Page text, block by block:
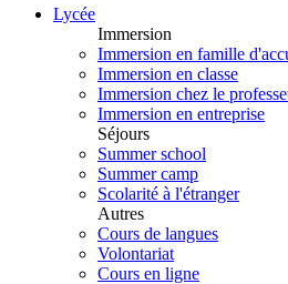
Lycée
Immersion
Immersion en famille
Immersion en classe
Immersion chez le
Immersion en entreprise
Séjours
Summer school
Summer camp
Scolarité à l'étranger
Autres
Cours de langues
Volontariat
Cours en ligne